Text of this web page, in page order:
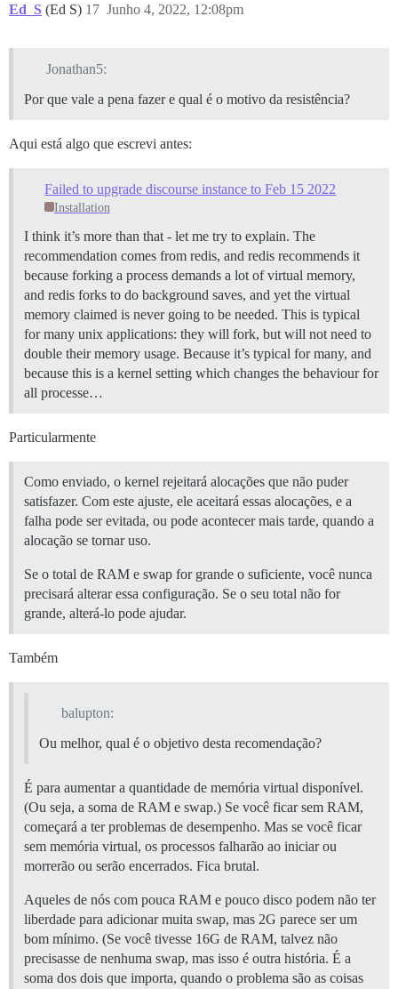
Ed_S (Ed S) Junho 4, 2022, 12:08pm
17
Jonathan5:
Por que vale a pena fazer e qual é o motivo da resistência?
Aqui está algo que escrevi antes:
Failed to upgrade discourse instance to Feb 15 2022
Installation
I think it’s more than that - let me try to explain. The
recommendation comes from redis, and redis recommends it
because forking a process demands a lot of virtual memory,
and redis forks to do background saves, and yet the virtual
memory claimed is never going to be needed. This is typical
for many unix applications: they will fork, but will not need to
double their memory usage. Because it’s typical for many, and
because this is a kernel setting which changes the behaviour for
all processe…
Particularmente
Como enviado, o kernel rejeitará alocações que não puder
satisfazer. Com este ajuste, ele aceitará essas alocações, e a
falha pode ser evitada, ou pode acontecer mais tarde, quando a
alocação se tornar uso.
Se o total de RAM e swap for grande o suficiente, você nunca
precisará alterar essa configuração. Se o seu total não for
grande, alterá-lo pode ajudar.
Também
balupton:
Ou melhor, qual é o objetivo desta recomendação?
É para aumentar a quantidade de memória virtual disponível.
(Ou seja, a soma de RAM e swap.) Se você ficar sem RAM,
começará a ter problemas de desempenho. Mas se você ficar
sem memória virtual, os processos falharão ao iniciar ou
morrerão ou serão encerrados. Fica brutal.
Aqueles de nós com pouca RAM e pouco disco podem não ter
liberdade para adicionar muita swap, mas 2G parece ser um
bom mínimo. (Se você tivesse 16G de RAM, talvez não
precisasse de nenhuma swap, mas isso é outra história. É a
soma dos dois que importa, quando o problema são as coisas